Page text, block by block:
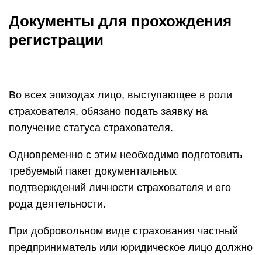
Документы для прохождения
регистрации
Во всех эпизодах лицо, выступающее в роли
страхователя, обязано подать заявку на
получение статуса страхователя.
Одновременно с этим необходимо подготовить
требуемый пакет документальных
подтверждений личности страхователя и его
рода деятельности.
При добровольном виде страхования частный
предприниматель или юридическое лицо должно